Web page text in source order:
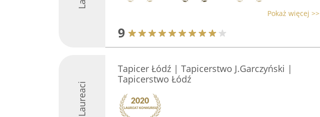
Pokaż więcej >>
9
Laureaci
Tapicer Łódź | Tapicerstwo J.Garczyński |
Tapicerstwo Łódź